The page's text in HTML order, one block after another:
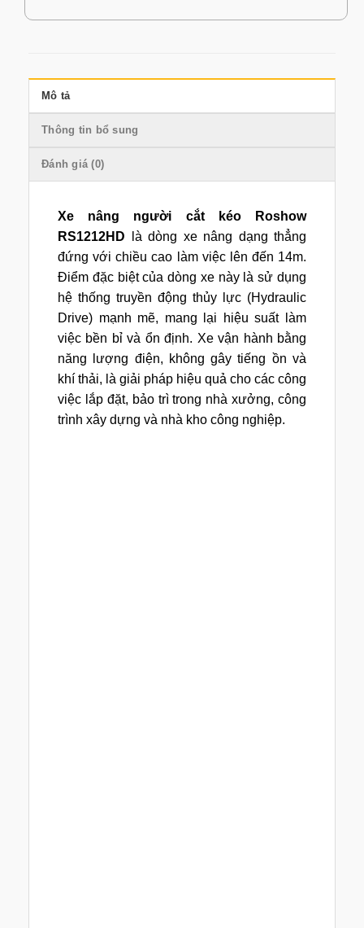
Mô tả
Thông tin bổ sung
Đánh giá (0)
Xe nâng người cắt kéo Roshow
RS1212HD là dòng xe nâng dạng thẳng
đứng với chiều cao làm việc lên đến 14m.
Điểm đặc biệt của dòng xe này là sử dụng
hệ thống truyền động thủy lực (Hydraulic
Drive) mạnh mẽ, mang lại hiệu suất làm
việc bền bỉ và ổn định. Xe vận hành bằng
năng lượng điện, không gây tiếng ồn và
khí thải, là giải pháp hiệu quả cho các công
việc lắp đặt, bảo trì trong nhà xưởng, công
trình xây dựng và nhà kho công nghiệp.